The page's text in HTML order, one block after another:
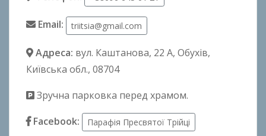
Email: triitsia@gmail.com
Адреса: вул. Каштанова, 22 А, Обухів,
Київська обл., 08704
Зручна парковка перед храмом.
Facebook:
Парафія Пресвятої Трійці